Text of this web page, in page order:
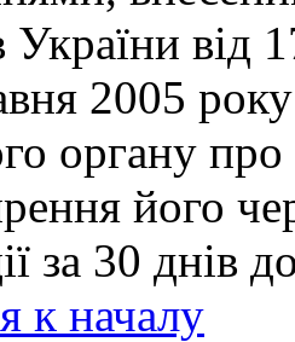
України від
2005
органу
його
за 30 днів
к началу